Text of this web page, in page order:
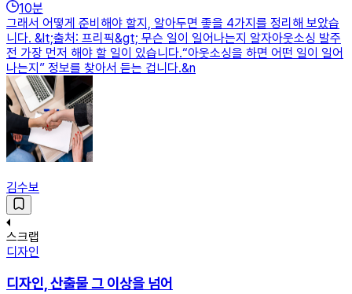
10분
그래서 어떻게 준비해야 할지, 알아두면 좋을 4가지를 정리해 보았습
니다. &lt;출처: 프리픽&gt; 무슨 일이 일어나는지 알자아웃소싱 발주
전 가장 먼저 해야 할 일이 있습니다.“아웃소싱을 하면 어떤 일이 일어
나는지” 정보를 찾아서 듣는 겁니다.&n
김수보
스크랩
디자인
디자인, 산출물 그 이상을 넘어